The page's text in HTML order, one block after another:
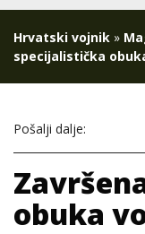
Hrvatski vojnik »
specijalistička
Pošalji dalje:
obuka